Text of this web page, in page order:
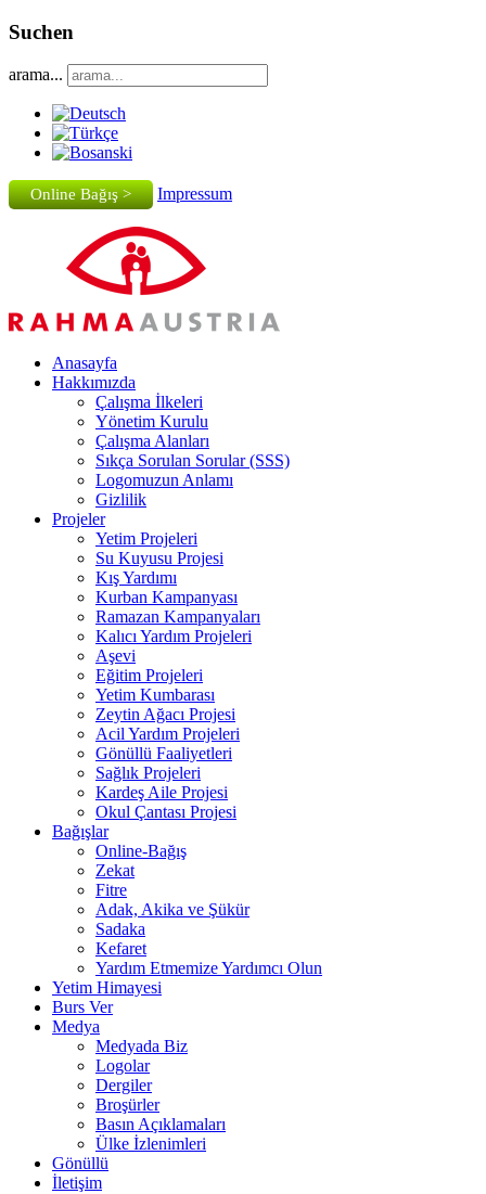
Suchen
arama...
Online Bağış > Impressum
Anasayfa
Hakkımızda
Çalışma İlkeleri
Yönetim Kurulu
Çalışma Alanları
Sıkça Sorulan Sorular (SSS)
Logomuzun Anlamı
Gizlilik
Projeler
Yetim Projeleri
Su Kuyusu Projesi
Kış Yardımı
Kurban Kampanyası
Ramazan Kampanyaları
Kalıcı Yardım Projeleri
Aşevi
Eğitim Projeleri
Yetim Kumbarası
Zeytin Ağacı Projesi
Acil Yardım Projeleri
Gönüllü Faaliyetleri
Sağlık Projeleri
Kardeş Aile Projesi
Okul Çantası Projesi
Bağışlar
Online-Bağış
Zekat
Fitre
Adak, Akika ve Şükür
Sadaka
Kefaret
Yardım Etmemize Yardımcı Olun
Yetim Himayesi
Burs Ver
Medya
Medyada Biz
Logolar
Dergiler
Broşürler
Basın Açıklamaları
Ülke İzlenimleri
Gönüllü
İletişim